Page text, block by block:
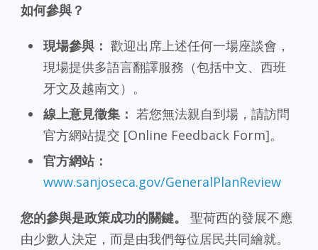
如何參與？
現場參與： 歡迎出席上述任何一場座談會，
現場提供多語言翻譯服務（包括中文、西班
牙文及越南文）。
線上意見徵集： 若您無法親自到場，請訪問
官方網站提交 [Online Feedback Form]。
官方網站：
www.sanjoseca.gov/GeneralPlanReview
您的參與是政策成功的關鍵。
聖荷西的發展不應
由少數人決定，而是由我們每位居民共同繪就。